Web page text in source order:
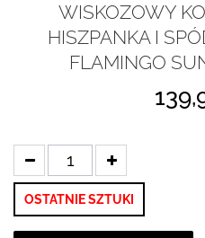
WISKOZOWY
HISZPANKA I
FLAMINGO
OSTATNIE SZTUKI